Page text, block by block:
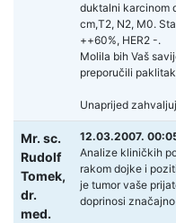
duktalni karcinom
cm,T2, N2, M0.
++60%, HER2 -.
Molila bih Vaš
preporučili
Unaprijed
Mr. sc.
Rudolf
Tomek,
dr.
med.
12.03.2007.
Analize kliničkih
rakom dojke i
je tumor vaše
doprinosi